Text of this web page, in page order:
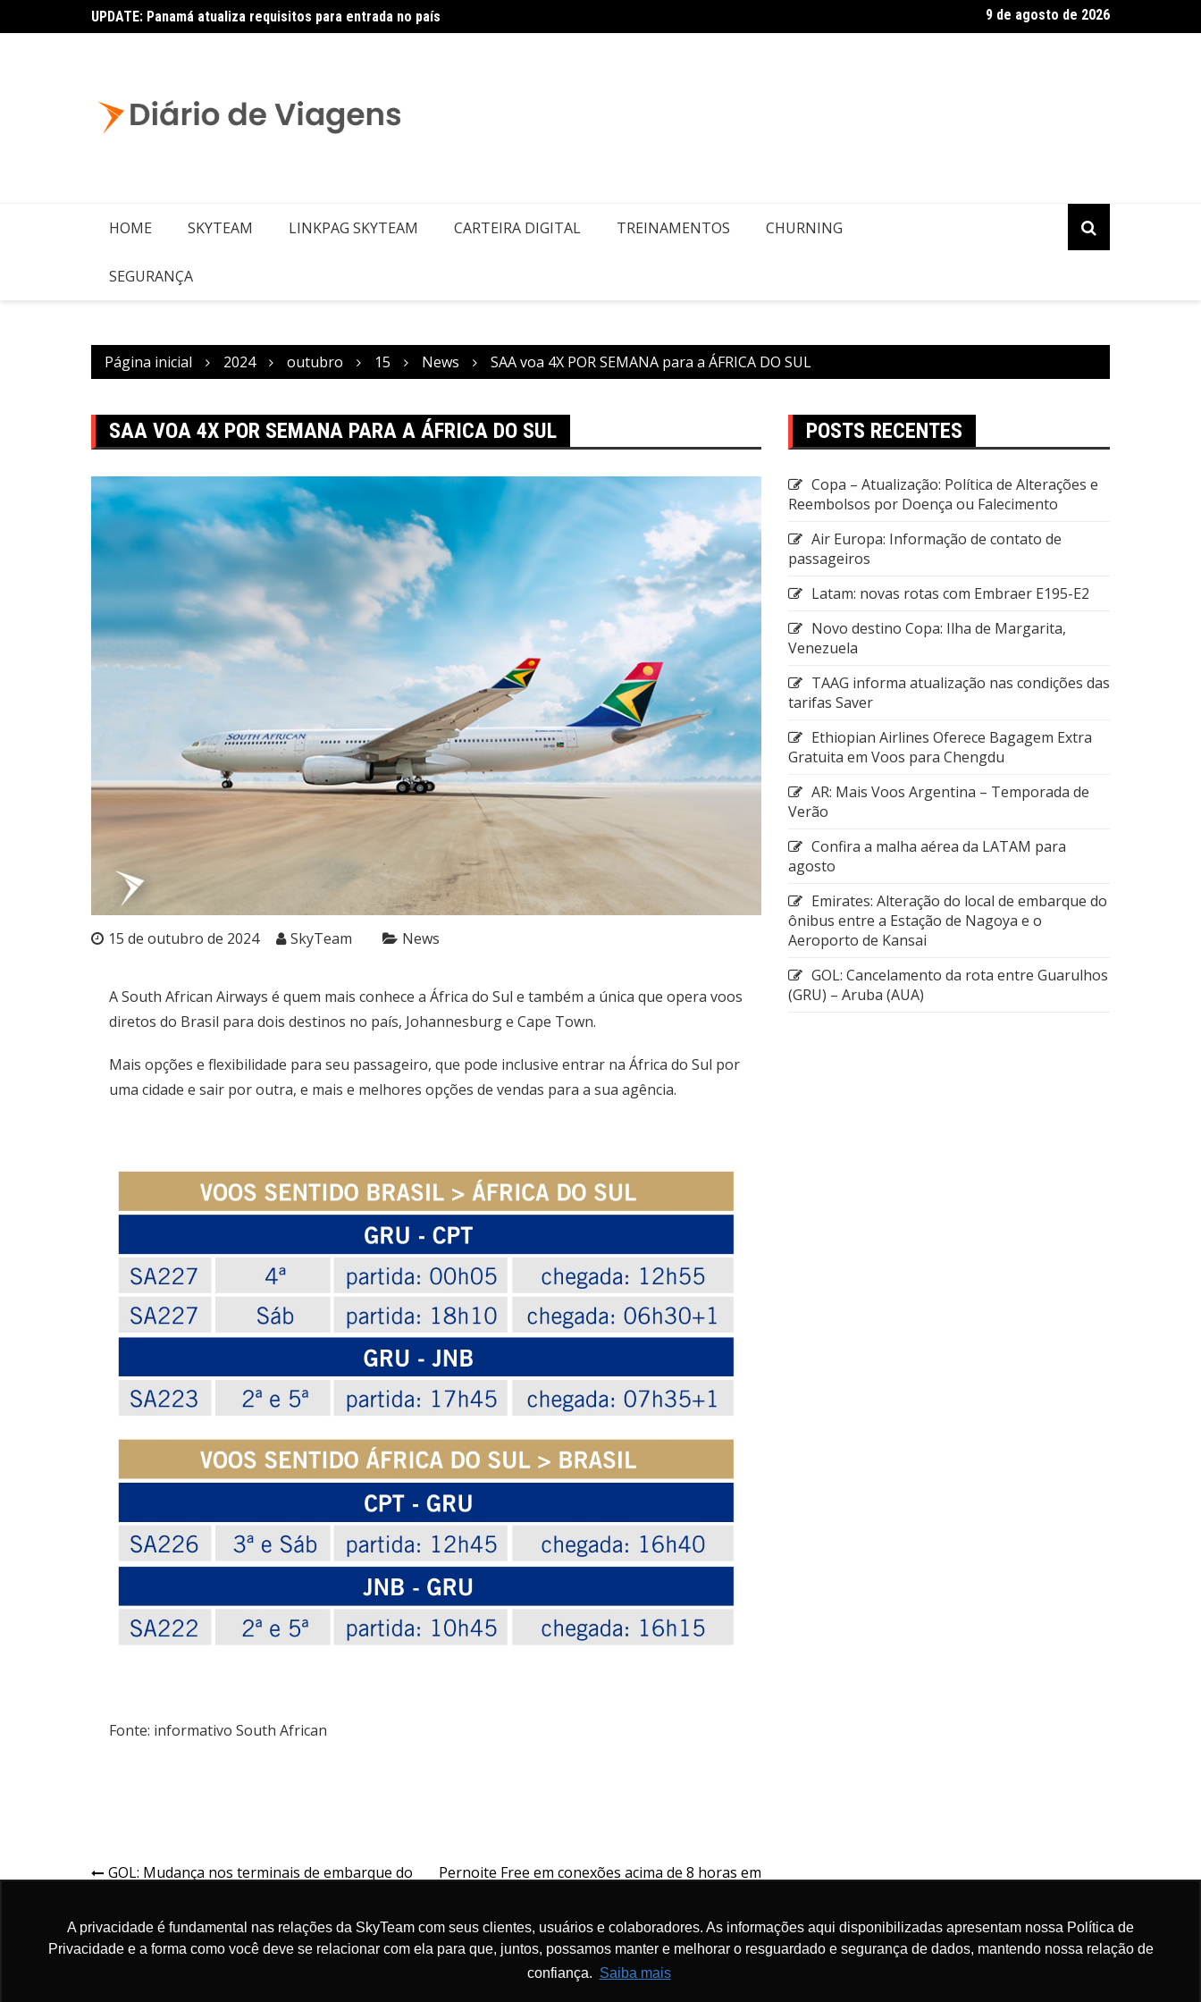
A privacidade é fundamental nas relações da SkyTeam com seus clientes, usuários e colaboradores. As informações aqui disponibilizadas apresentam nossa Política de
Privacidade e a forma como você deve se relacionar com ela para que, juntos, possamos manter e melhorar o resguardado e segurança de dados, mantendo nossa relação de
confiança. Saiba mais
Copa – Atualização: Política de Alterações e Reembolsos por Doença ou Falecimento
Air Europa: Informação de contato de passageiros
9 de agosto de 2026
HOME SKYTEAM LINKPAG SKYTEAM CARTEIRA DIGITAL TREINAMENTOS CHURNING
SEGURANÇA
Página inicial 2024 outubro 15 News SAA voa 4X POR SEMANA para a ÁFRICA DO SUL
SAA VOA 4X POR SEMANA PARA A ÁFRICA DO SUL
15 de outubro de 2024 SkyTeam News
A South African Airways é quem mais conhece a África do Sul e também a única que opera voos
diretos do Brasil para dois destinos no país, Johannesburg e Cape Town.
Mais opções e flexibilidade para seu passageiro, que pode inclusive entrar na África do Sul por
uma cidade e sair por outra, e mais e melhores opções de vendas para a sua agência.
Fonte: informativo South African
GOL: Mudança nos terminais de embarque do
Pernoite Free em conexões acima de 8 horas em
POSTS RECENTES
Copa – Atualização: Política de Alterações e
Reembolsos por Doença ou Falecimento
Air Europa: Informação de contato de
passageiros
Latam: novas rotas com Embraer E195-E2
Novo destino Copa: Ilha de Margarita,
Venezuela
TAAG informa atualização nas condições das
tarifas Saver
Ethiopian Airlines Oferece Bagagem Extra
Gratuita em Voos para Chengdu
AR: Mais Voos Argentina – Temporada de
Verão
Confira a malha aérea da LATAM para
agosto
Emirates: Alteração do local de embarque do
ônibus entre a Estação de Nagoya e o
Aeroporto de Kansai
GOL: Cancelamento da rota entre Guarulhos
(GRU) – Aruba (AUA)